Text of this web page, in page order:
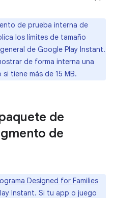
de prueba interna de
los límites de tamaño
de Google Play Instant.
de forma interna una
tiene más de 15 MB.
de
de
Designed for Families
Instant. Si tu app o juego